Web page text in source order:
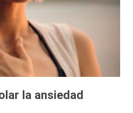
la ansiedad